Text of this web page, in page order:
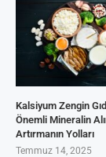
Kalsiyum Zengin
Önemli Mineralin
Artırmanın Yolları
Temmuz 14, 2025